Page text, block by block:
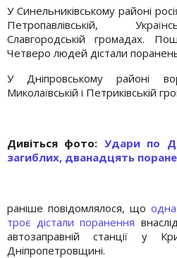
У Синельниківському районі
Петропавлівській,
Славгородській громадах.
Четверо людей дістали
У Дніпровському районі
Миколаївській і Петриківській
Дивіться фото: Удари по
загиблих, дванадцять
раніше повідомлялося, що
троє дістали поранення
автозаправній станції у
Дніпропетровщині.